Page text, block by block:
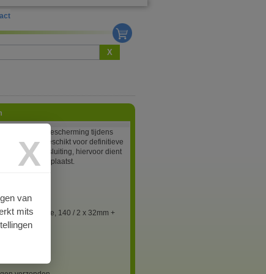
X
X
van
mits
voor tijdelijke bescherming tijdens
opslag. Niet geschikt voor definitieve
waterdichte afsluiting, hiervoor dient
te worden geplaatst.
Quadruple, 140 / 2 x 32mm +